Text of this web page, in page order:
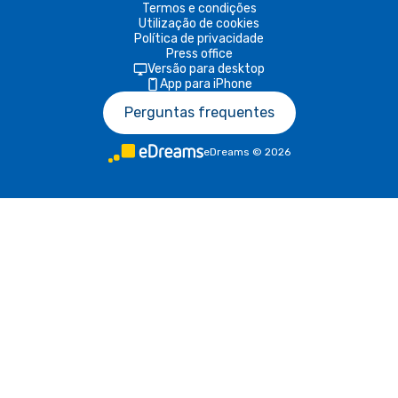
Termos e condições
Utilização de cookies
Política de privacidade
Press office
Versão para desktop
App para iPhone
Perguntas frequentes
eDreams © 2026